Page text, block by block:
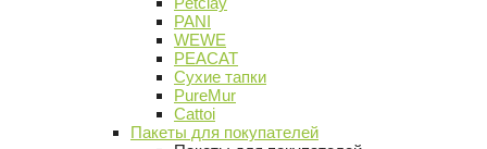
PANI
WEWE
PEACAT
Сухие тапки
PureMur
Cattoi
Пакеты для покупателей